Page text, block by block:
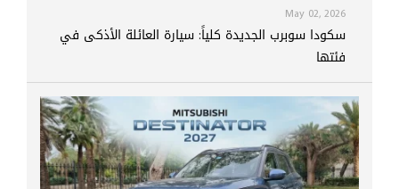
May 02, 2026
سكودا سوبرب الجديدة كلياً: سيارة العائلة الأذكى في
فئتها